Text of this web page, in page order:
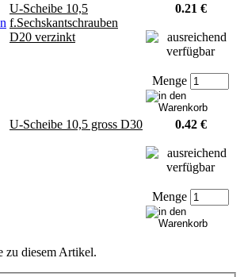
U-Scheibe 10,5
f.Sechskantschrauben
D20 verzinkt
0.21 €
Menge
U-Scheibe 10,5 gross D30 0.42 €
Menge
zu diesem Artikel.